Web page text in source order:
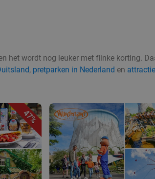
het wordt nog leuker met flinke korting.
, pretparken in Nederland en
47%